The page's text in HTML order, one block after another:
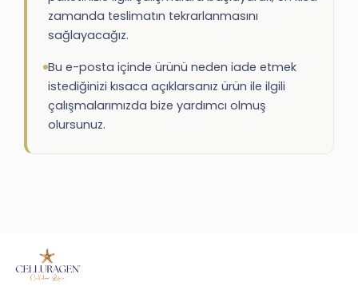
zamanda teslimatın tekrarlanmasını
sağlayacağız.
Bu e-posta içinde ürünü neden iade etmek
istediğinizi kısaca açıklarsanız ürün ile ilgili
çalışmalarımızda bize yardımcı olmuş
olursunuz.